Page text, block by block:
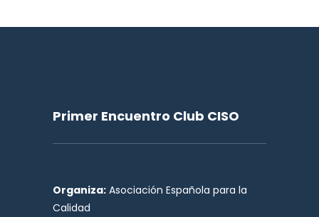
Primer Encuentro Club CISO
Organiza: Asociación Española para la
Calidad